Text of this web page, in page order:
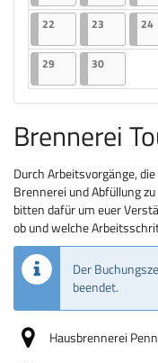
22 22.06.2026
2 Veranstaltungen
23 23.06.2026
2 24
2929.06.2026
2 Veranstaltungen
3030.06.2026
2
Brennerei
Durch Arbeitsvorgänge,
Brennerei und Abfüllung
bitten dafür um euer
ob und welche
Der
beendet.
Hausbrennerei